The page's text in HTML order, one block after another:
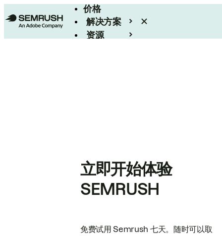
价格
解决方案
资源
立即开始体验
SEMRUSH
免费试用 Semrush 七天。随时可以取